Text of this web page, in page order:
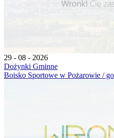
29 - 08 - 2026
Dożynki Gminne
Boisko Sportowe w Pożarowie /